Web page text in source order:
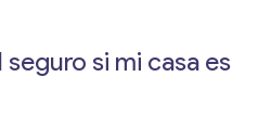
si mi casa es